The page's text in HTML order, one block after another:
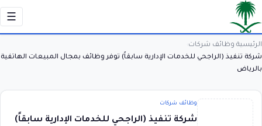
☰
الرئيسية وظائف شركات
شركة تنفيذ (الراجحي للخدمات الإدارية سابقاً) توفر وظائف بمجال المبيعات الهاتفية
بالرياض
وظائف شركات
شركة تنفيذ (الراجحي للخدمات الإدارية سابقاً)